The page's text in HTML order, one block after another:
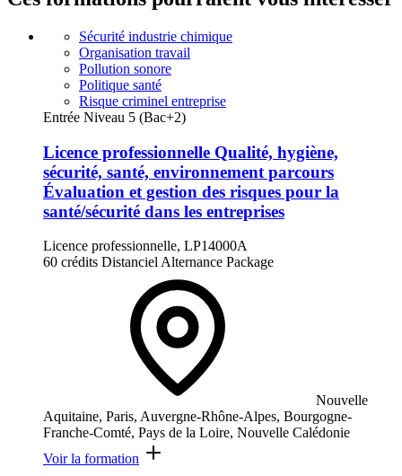
Sécurité industrie chimique
Organisation travail
Pollution sonore
Politique santé
Risque criminel entreprise
Entrée Niveau 5 (Bac+2)
Licence professionnelle Qualité, hygiène,
sécurité, santé, environnement parcours
Évaluation et gestion des risques pour la
santé/sécurité dans les entreprises
Licence professionnelle, LP14000A
60 crédits Distanciel Alternance Package
Nouvelle
Aquitaine, Paris, Auvergne-Rhône-Alpes, Bourgogne-
Franche-Comté, Pays de la Loire, Nouvelle Calédonie
Voir la formation